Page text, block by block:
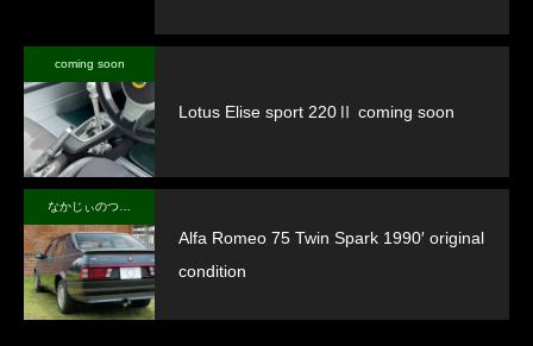
coming soon
Lotus Elise sport 220Ⅱ coming soon
Alfa Romeo 75 Twin Spark 1990′ original
condition